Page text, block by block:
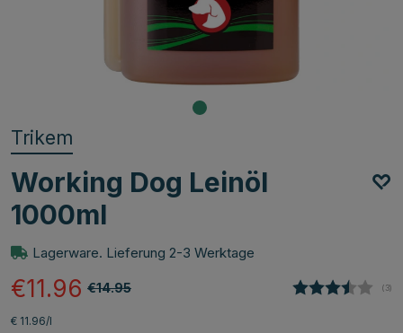
Trikem
Working Dog Leinöl
1000ml
Lagerware. Lieferung 2-3 Werktage
€14.95
€11.96 (3)
€ 11.96/l